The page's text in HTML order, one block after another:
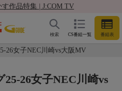
作品特集 | J:COM TV
CS番組一覧 番組表
検索
26女子NEC川崎vs大阪MV
26女子NEC川崎vs